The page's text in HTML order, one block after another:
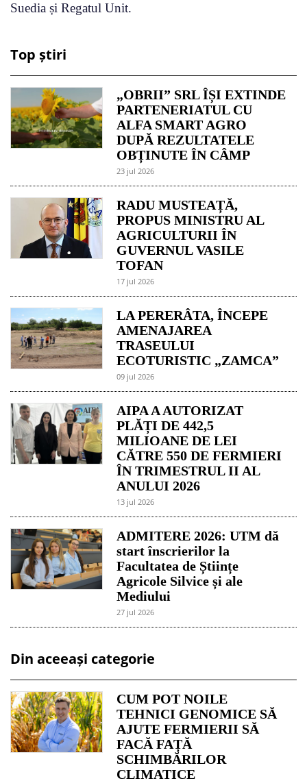
Suedia și Regatul Unit.
Top știri
„OBRII” SRL ÎȘI EXTINDE
PARTENERIATUL CU
ALFA SMART AGRO
DUPĂ REZULTATELE
OBȚINUTE ÎN CÂMP
23 jul 2026
RADU MUSTEAȚĂ,
PROPUS MINISTRU AL
AGRICULTURII ÎN
GUVERNUL VASILE
TOFAN
17 jul 2026
LA PERERÂTA, ÎNCEPE
AMENAJAREA
TRASEULUI
ECOTURISTIC „ZAMCA”
09 jul 2026
AIPA A AUTORIZAT
PLĂȚI DE 442,5
MILIOANE DE LEI
CĂTRE 550 DE FERMIERI
ÎN TRIMESTRUL II AL
ANULUI 2026
13 jul 2026
ADMITERE 2026: UTM dă
start înscrierilor la
Facultatea de Științe
Agricole Silvice și ale
Mediului
27 jul 2026
Din aceeași categorie
CUM POT NOILE
TEHNICI GENOMICE SĂ
AJUTE FERMIERII SĂ
FACĂ FAȚĂ
SCHIMBĂRILOR
CLIMATICE